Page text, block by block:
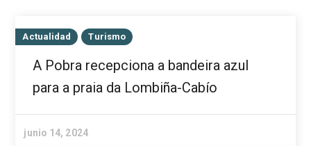
Actualidad Turismo
A Pobra recepciona a bandeira azul
para a praia da Lombiña-Cabío
junio 14, 2024